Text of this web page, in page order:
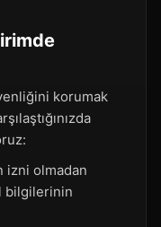
korumak
izni olmadan
bilgilerinin